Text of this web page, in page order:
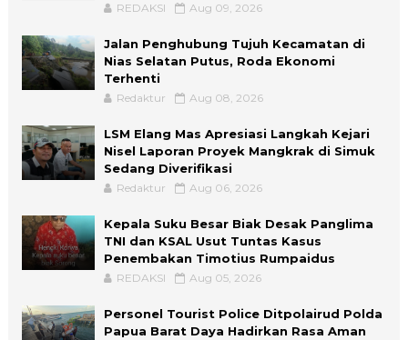
REDAKSI Aug 09, 2026
Jalan Penghubung Tujuh Kecamatan di
Nias Selatan Putus, Roda Ekonomi
Terhenti
Redaktur Aug 08, 2026
LSM Elang Mas Apresiasi Langkah Kejari
Nisel Laporan Proyek Mangkrak di Simuk
Sedang Diverifikasi
Redaktur Aug 06, 2026
Kepala Suku Besar Biak Desak Panglima
TNI dan KSAL Usut Tuntas Kasus
Penembakan Timotius Rumpaidus
REDAKSI Aug 05, 2026
Personel Tourist Police Ditpolairud Polda
Papua Barat Daya Hadirkan Rasa Aman